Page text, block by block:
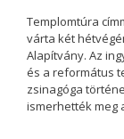
Templomtúra
várta két
Alapítvány. Az
és a református
zsinagóga
ismerhették meg